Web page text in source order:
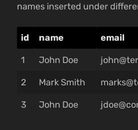
names inserted under
id name email
1 John Doe
2 Mark Smith
3 John Doe